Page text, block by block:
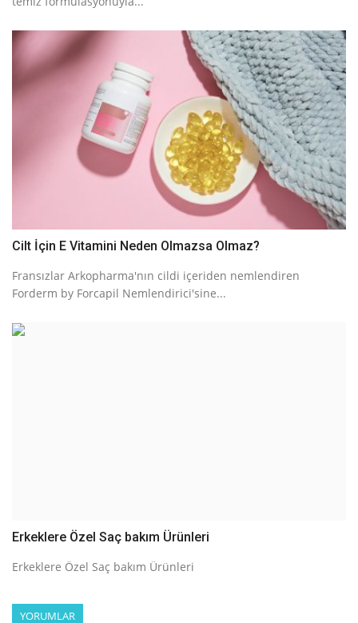
Cilt İçin E Vitamini Neden Olmazsa Olmaz?
Fransızlar Arkopharma'nın cildi içeriden nemlendiren
Forderm by Forcapil Nemlendirici'sine...
Erkeklere Özel Saç bakım Ürünleri
Erkeklere Özel Saç bakım Ürünleri
YORUMLAR